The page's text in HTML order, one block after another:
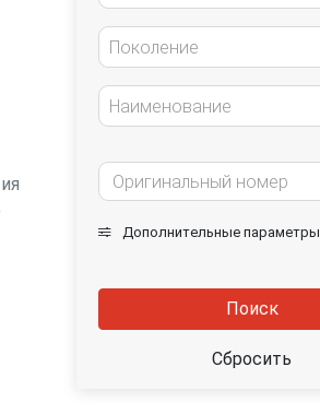
Поколение
Наименование
Дополнительные параметры
Поиск
Сбросить